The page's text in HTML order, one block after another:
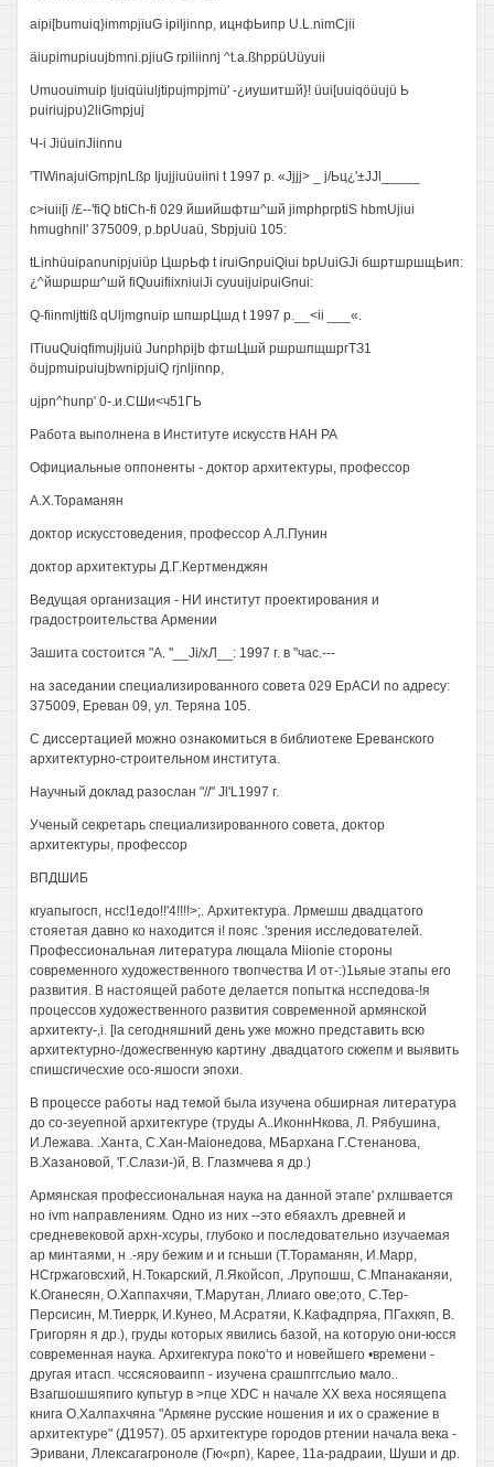
aipi[bumuiq}immpjiuG ipiljinnp, ицнфЬипр U.L.nimCjii
äiupimupiuujbmni.pjiuG rpiliinnj ^t.a.ßhppüUüyuii
Umuouimuip Ijuiqüiuljtipujmpjmü' -¿иушитшй}! üui[uuiqöüujü Ь
puiriujpu)2liGmpjuj
Ч-i JiüuinJiinnu
'TlWinajuiGmpjnLßp Ijujjiuüuiini t 1997 p. «Jjjj> _ j/Ьц¿'±JJl_____
c>iuii[i /£--'fiQ btiCh-fi 029 йшийшфтш^шй jimphprptiS hbmUjiui
hmughnil' 375009, p.bpUuaü, Sbpjuiü 105:
tLinhüuipanunipjuiüp ЦшрЬф t iruiGnpuiQiui bpUuiGJi бшртшршщЬип:
¿^йшршрш^шй fiQuuifiixniuiJi cyuuijuipuiGnui:
Q-fiinmljttiß qUljmgnuip шпшрЦшд t 1997 p.__<ii ___«.
ITiuuQuiqfimujljuiü Junphpijb фтшЦшй ршршпщшргТЗ1
öujpmuipuiujbwnipjuiQ rjnljinnp,
ujpn^hunp' 0-.и.СШи<ч51ГЬ
Работа выполнена в Институте искусств HAH РА
Официальные оппоненты - доктор архитектуры, профессор
А.Х.Тораманян
доктор искусстоведения, профессор А.Л.Пунин
доктор архитектуры Д.Г.Кертменджян
Ведущая организация - НИ институт проектирования и
градостроительства Армении
Зашита состоится "А. "__Ji/хЛ__: 1997 г. в "час.---
на заседании специализированного совета 029 ЕрАСИ по адресу:
375009, Ереван 09, ул. Теряна 105.
С диссертацией можно ознакомиться в библиотеке Ереванского
архитектурно-строительном института.
Научный доклад разослан "//" Jl'L1997 г.
Ученый секретарь специализированного совета, доктор
архитектуры, профессор
ВПДШИБ
кгуапыгосп, нсс!1едо!!'4!!!!>;. Архитектура. Лрмешш двадцатого
стояетая давно ко находится i! пояс .'зрения исследователей.
Профессиональная литература лющала Miionie стороны
современного художественного твопчества И от-:)1ьяые этапы его
развития. В настоящей работе делается попытка нсспедова-!я
процессов художественного развития современной армянской
архитекту-,i. [la сегодняшний день уже можно представить всю
архитектурно-/дожесгвенную картину .двадцатого скжепм и выявить
спишсгичесхие осо-яшосги эпохи.
В процессе работы над темой была изучена обширная литература
до со-зеуепной архитектуре (труды А..ИконнНкова, Л. Рябушина,
И.Лежава. .Ханта, С.Хан-Maiонедова, МБархана Г.Стенанова,
В.Хазановой, 'Г.Слази-)й, В. Глазмчева я др.)
Армянская профессиональная наука на данной этапе' рхлшвается
но ivm направлениям. Одно из них --это ебяахлъ древней и
средневековой архн-хсуры, глубоко и последовательно изучаемая
ар минтаями, н .-яру бежим и и гсньши (Т.Тораманян, И.Марр,
НСгржаговсхий, Н.Токарский, Л.Якойсоп, .Лрупошш, С.Мпанаканяи,
К.Оганесян, О.Хаппахчяи, Т.Марутан, Ллиаго ове;ото, С.Тер-
Персисин, М.Тиеррк, И.Кунео, М.Асратяи, К.Кафадпряа, ПГахкяп, В.
Григорян я др.), груды которых явились базой, на которую они-юсся
современная наука. Архигекгура поко'то и новейшего •времени -
другая итасп. чссясяоваипп - изучена срашпггсльио мало..
Взагшошшяпиго купьтур в >пце XDC н начале XX веха носяящепа
книга О.Халпахчяна "Армяне русские ношения и их о сражение в
архитектуре" (Д1957). 05 архитектуре городов ртении начала века -
Эривани, Ллексагагроноле (Гю«рп), Карее, 11а-радраии, Шуши и др.